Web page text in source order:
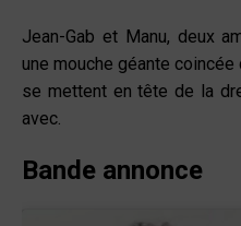
Jean-Gab et Manu, deux
une mouche géante
se mettent en tête de la
avec.
Bande annonce